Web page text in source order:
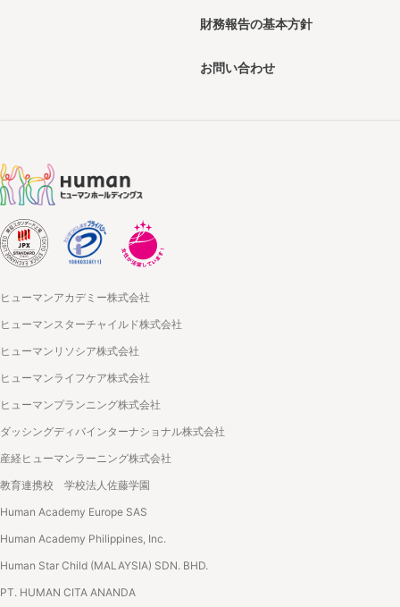
財務報告の基本方針
お問い合わせ
ヒューマンアカデミー株式会社
ヒューマンスターチャイルド株式会社
ヒューマンリソシア株式会社
ヒューマンライフケア株式会社
ヒューマンプランニング株式会社
ダッシングディバインターナショナル株式会社
産経ヒューマンラーニング株式会社
教育連携校 学校法人佐藤学園
Human Academy Europe SAS
Human Academy Philippines, Inc.
Human Star Child (MALAYSIA) SDN. BHD.
PT. HUMAN CITA ANANDA